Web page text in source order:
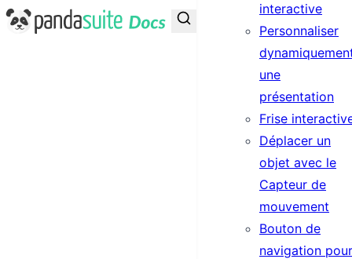
PandaSuite Docs
interactive
Personnaliser
une
présentation
Frise
Déplacer un
objet avec le
Capteur de
mouvement
Bouton de
navigation pour